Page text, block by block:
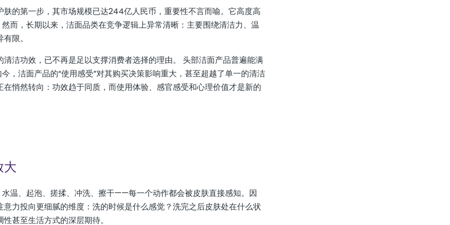
的第一步，其市场规模已达244亿人民币，重要性不言而喻。它高度高
而，长期以来，洁面品类在竞争逻辑上异常清晰：主要围绕清洁力、温
限。
洁功效，已不再是足以支撑消费者选择的理由。 头部洁面产品普遍能满
，洁面产品的“使用感受”对其购买决策影响重大，甚至超越了单一的清洁
悄然转向：功效趋于同质，而使用体验、感官感受和心理价值才是新的
大
温、起泡、搓揉、冲洗、擦干——每一个动作都会被皮肤直接感知。因
力投向更细腻的维度：洗的时候是什么感觉？洗完之后皮肤处在什么状
甚至生活方式的深层期待。